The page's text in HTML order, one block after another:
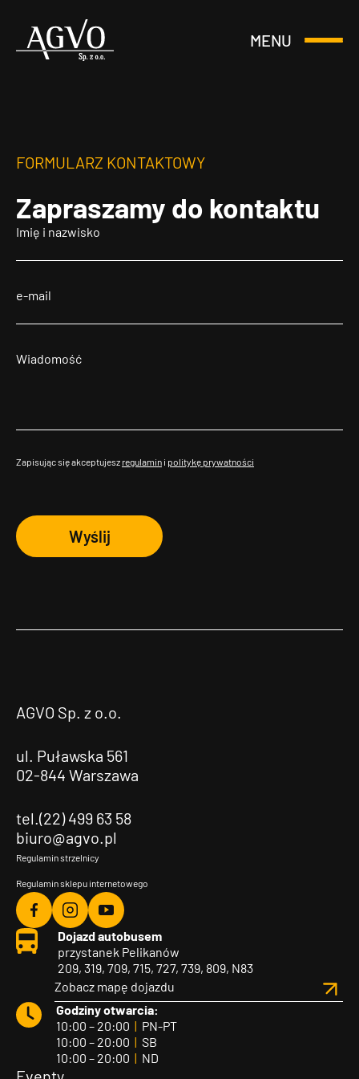
Header
MENU
Otwórz
FORMULARZ KONTAKTOWY
Zapraszamy do kontaktu
Zapisując się akceptujesz regulamin i politykę prywatności
Wyślij
AGVO Sp. z o.o.
ul. Puławska 561
02-844 Warszawa
tel.(22) 499 63 58
biuro@agvo.pl
Regulamin strzelnicy
Regulamin sklepu internetowego
Agvo
Facebook
Agvo
Instagram
Agvo
YouTube
Dojazd autobusem
przystanek Pelikanów
209, 319, 709, 715, 727, 739, 809, N83
Zobacz mapę dojazdu
Godziny otwarcia:
10:00 – 20:00 | PN-PT
10:00 – 20:00 | SB
10:00 – 20:00 | ND